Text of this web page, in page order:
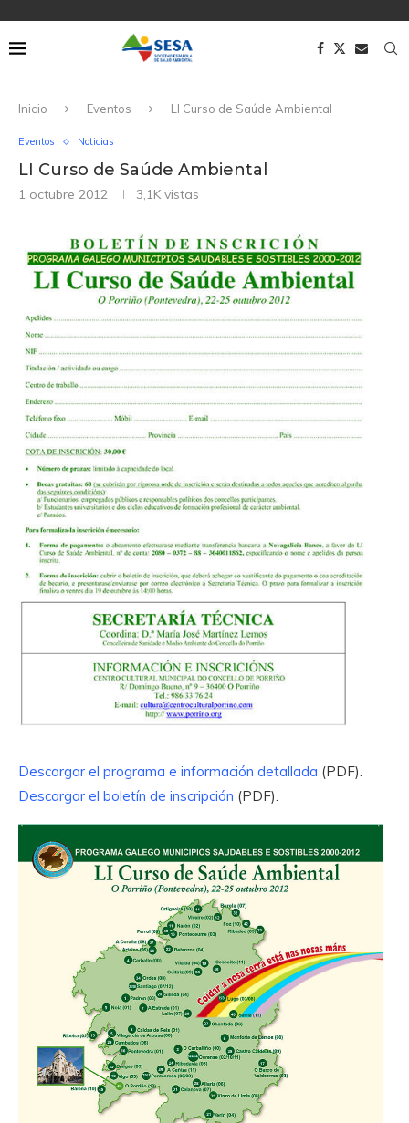
Inicio Eventos LI Curso de Saúde Ambiental
Eventos Noticias
LI Curso de Saúde Ambiental
1 octubre 2012 3,1K vistas
Descargar el programa e información detallada (PDF).
Descargar el boletín de inscripción (PDF).